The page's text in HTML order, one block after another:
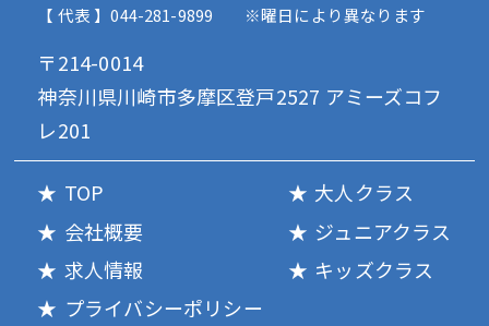
【 代表 】044-281-9899
※曜日により異なります
〒214-0014
神奈川県川崎市多摩区登戸2527 アミーズコフ
レ201
TOP
会社概要
求人情報
大人クラス
ジュニアクラス
キッズクラス
プライバシーポリシー